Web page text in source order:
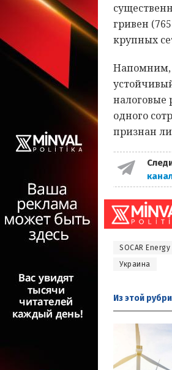
гривен
крупных
Напомним,
налоговые
одного
признан
SOCAR
Украина
Из этой